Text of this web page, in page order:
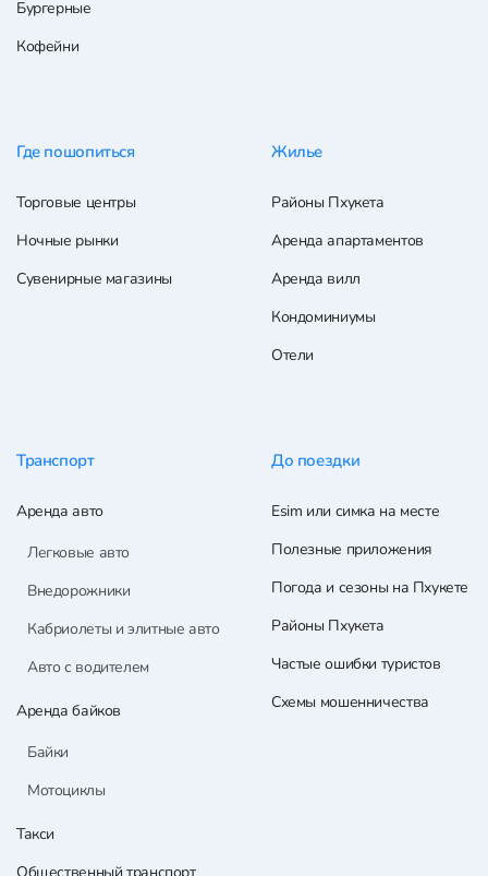
Бургерные
Кофейни
Где пошопиться
Торговые центры
Ночные рынки
Сувенирные магазины
Жилье
Районы Пхукета
Аренда апартаментов
Аренда вилл
Кондоминиумы
Отели
Транспорт
Аренда авто
Легковые авто
Внедорожники
Кабриолеты и элитные авто
Авто с водителем
Аренда байков
Байки
Мотоциклы
Такси
До поездки
Esim или симка на месте
Полезные приложения
Погода и сезоны на Пхукете
Районы Пхукета
Частые ошибки туристов
Схемы мошенничества